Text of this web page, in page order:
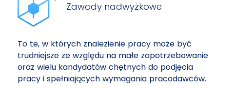
Zawody nadwyżkowe
To te, w których znalezienie pracy może być
trudniejsze ze względu na małe zapotrzebowanie
oraz wielu kandydatów chętnych do podjęcia
pracy i spełniających wymagania pracodawców.